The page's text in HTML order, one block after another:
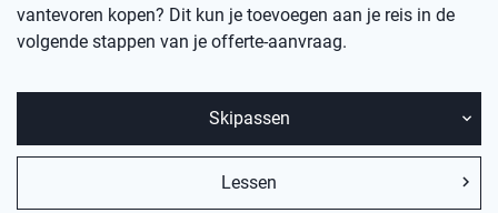
vantevoren kopen? Dit kun je toevoegen aan je reis in de
volgende stappen van je offerte-aanvraag.
Skipassen
Lessen